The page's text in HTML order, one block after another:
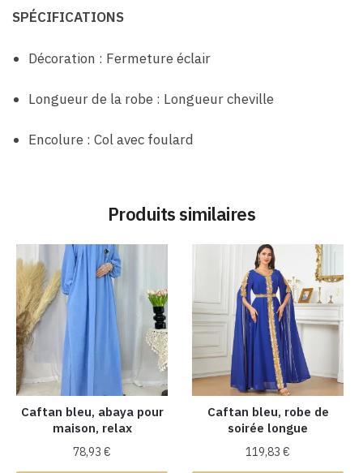
SPÉCIFICATIONS
Décoration : Fermeture éclair
Longueur de la robe : Longueur cheville
Encolure : Col avec foulard
Produits similaires
Caftan bleu, abaya pour
maison, relax
78,93€
Caftan bleu, robe de
soirée longue
119,83€